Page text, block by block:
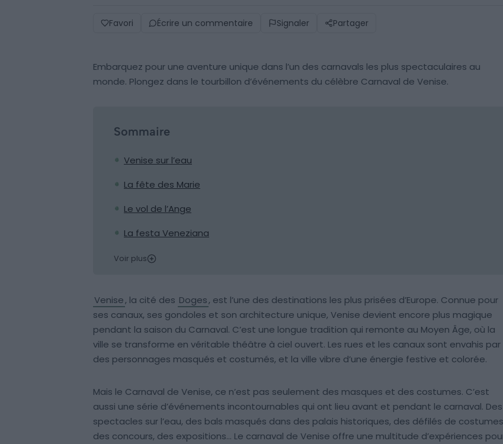
Favori Écrire un commentaire Signaler Partager
Embarquez pour une aventure unique dans l’un des carnavals les plus spectaculaires au
monde. Plongez dans le tourbillon d’événements du célèbre Carnaval de Venise.
Sommaire
Venise sur l’eau
La fête des Marie
Le vol de l’Ange
La festa Veneziana
Voir plus
Venise, la cité des Doges, est l’une des destinations les plus prisées d’Europe. Connue pour
ses canaux, ses gondoles et son architecture unique, Venise devient encore plus magique
pendant la saison du Carnaval. C’est une longue tradition qui remonte au Moyen Âge, où la
ville se transforme en véritable théâtre à ciel ouvert. Les rues et les canaux sont envahis par
des personnages masqués et costumés, et la ville vibre d’une énergie festive et colorée.
Mais le Carnaval de Venise, ce n’est pas seulement des masques et des costumes. C’est
aussi une série d’événements incontournables qui ont lieu avant et pendant le carnaval. Des
spectacles sur l’eau, des bals masqués dans des palais historiques, des défilés de
des concours, des expositions… Le carnaval de Venise offre une multitude d’expériences